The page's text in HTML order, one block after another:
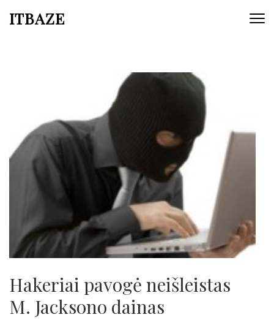
ITBAZE
Hakeriai pavogė neišleistas
M. Jacksono dainas